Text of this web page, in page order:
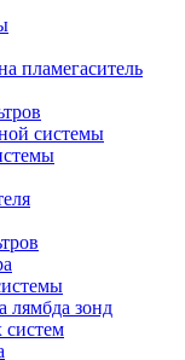
пламегаситель
системы
лямбда зонд